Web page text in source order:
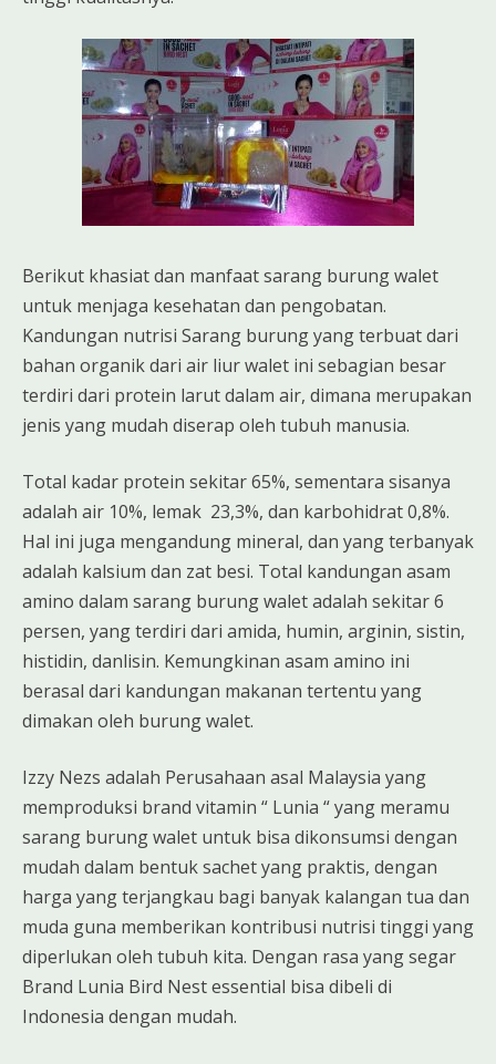
Berikut khasiat dan manfaat sarang burung walet
untuk menjaga kesehatan dan pengobatan.
Kandungan nutrisi Sarang burung yang terbuat dari
bahan organik dari air liur walet ini sebagian besar
terdiri dari protein larut dalam air, dimana merupakan
jenis yang mudah diserap oleh tubuh manusia.
Total kadar protein sekitar 65%, sementara sisanya
adalah air 10%, lemak 23,3%, dan karbohidrat 0,8%.
Hal ini juga mengandung mineral, dan yang terbanyak
adalah kalsium dan zat besi. Total kandungan asam
amino dalam sarang burung walet adalah sekitar 6
persen, yang terdiri dari amida, humin, arginin, sistin,
histidin, danlisin. Kemungkinan asam amino ini
berasal dari kandungan makanan tertentu yang
dimakan oleh burung walet.
Izzy Nezs adalah Perusahaan asal Malaysia yang
memproduksi brand vitamin “ Lunia “ yang meramu
sarang burung walet untuk bisa dikonsumsi dengan
mudah dalam bentuk sachet yang praktis, dengan
harga yang terjangkau bagi banyak kalangan tua dan
muda guna memberikan kontribusi nutrisi tinggi yang
diperlukan oleh tubuh kita. Dengan rasa yang segar
Brand Lunia Bird Nest essential bisa dibeli di
Indonesia dengan mudah.